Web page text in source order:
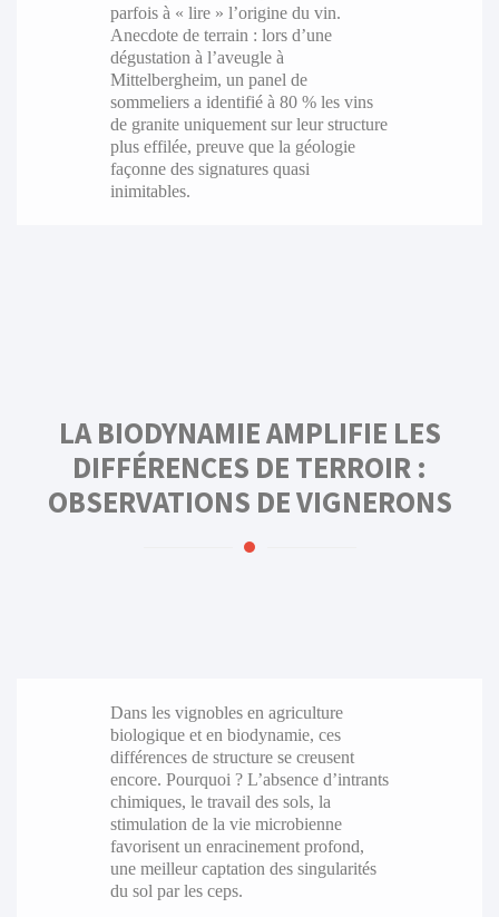
parfois à « lire » l’origine du vin.
Anecdote de terrain : lors d’une
dégustation à l’aveugle à
Mittelbergheim, un panel de
sommeliers a identifié à 80 % les vins
de granite uniquement sur leur structure
plus effilée, preuve que la géologie
façonne des signatures quasi
inimitables.
LA BIODYNAMIE AMPLIFIE LES
DIFFÉRENCES DE TERROIR :
OBSERVATIONS DE VIGNERONS
Dans les vignobles en agriculture
biologique et en biodynamie, ces
différences de structure se creusent
encore. Pourquoi ? L’absence d’intrants
chimiques, le travail des sols, la
stimulation de la vie microbienne
favorisent un enracinement profond,
une meilleur captation des singularités
du sol par les ceps.